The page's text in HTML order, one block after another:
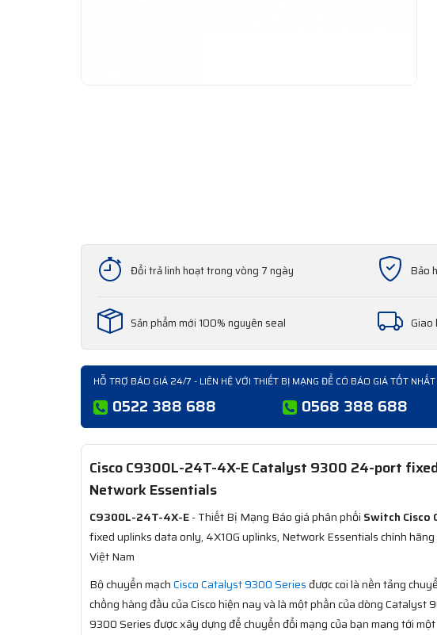
Đổi trả linh hoạt trong vòng 7 ngày Bảo
Sản phẩm mới 100% nguyên seal Giao
HỖ TRỢ BÁO GIÁ 24/7 - LIÊN HỆ VỚI THIẾT BỊ MẠNG ĐỂ CÓ BÁO GIÁ TỐT
0522 388 688 0568 388 688
Cisco C9300L-24T-4X-E Catalyst 9300 24-port
Network Essentials
C9300L-24T-4X-E- Thiết Bị Mạng Báo giá phân phối Switch Cisco
fixed uplinks data only, 4X10G uplinks, Network Essentials chính
Việt Nam
Bộ chuyển mạchCisco Catalyst 9300 Series được coi là nền tảng
chồng hàng đầu của Cisco hiện nay và là một phần của dòng Catalyst
9300 Series được xây dựng để chuyển đổi mạng của bạn mang tới